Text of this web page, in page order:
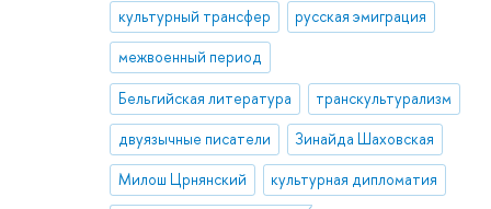
культурный трансфер русская эмиграция
межвоенный период
Бельгийская литература транскультурализм
двуязычные писатели Зинайда Шаховская
Милош Црнянский культурная дипломатия